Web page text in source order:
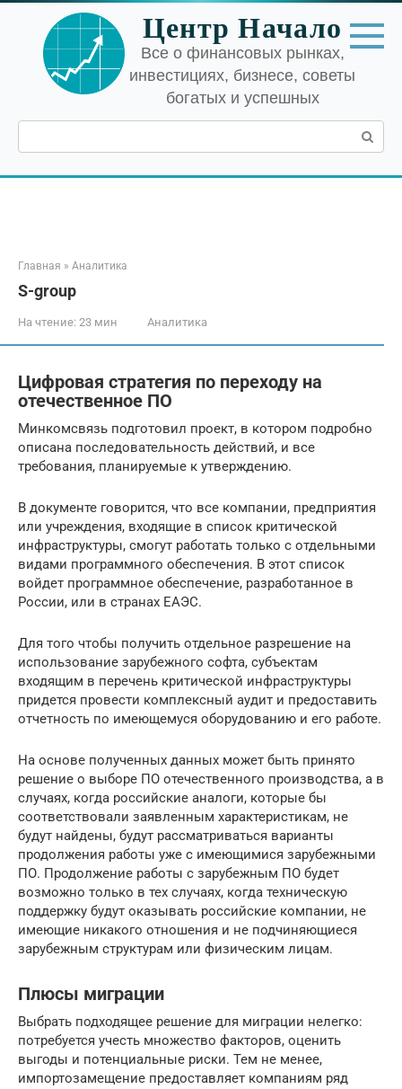
Перейти
контенту
Центр Начало
Все о финансовых рынках,
инвестициях, бизнесе, советы
богатых и успешных
Поиск:
Главная » Аналитика
S-group
На чтение: 23 мин Аналитика
Цифровая стратегия по переходу на
отечественное ПО
Минкомсвязь подготовил проект, в котором подробно
описана последовательность действий, и все
требования, планируемые к утверждению.
В документе говорится, что все компании, предприятия
или учреждения, входящие в список критической
инфраструктуры, смогут работать только с отдельными
видами программного обеспечения. В этот список
войдет программное обеспечение, разработанное в
России, или в странах ЕАЭС.
Для того чтобы получить отдельное разрешение на
использование зарубежного софта, субъектам
входящим в перечень критической инфраструктуры
придется провести комплексный аудит и предоставить
отчетность по имеющемуся оборудованию и его работе.
На основе полученных данных может быть принято
решение о выборе ПО отечественного производства, а в
случаях, когда российские аналоги, которые бы
соответствовали заявленным характеристикам, не
будут найдены, будут рассматриваться варианты
продолжения работы уже с имеющимися зарубежными
ПО. Продолжение работы с зарубежным ПО будет
возможно только в тех случаях, когда техническую
поддержку будут оказывать российские компании, не
имеющие никакого отношения и не подчиняющиеся
зарубежным структурам или физическим лицам.
Плюсы миграции
Выбрать подходящее решение для миграции нелегко:
потребуется учесть множество факторов, оценить
выгоды и потенциальные риски. Тем не менее,
импортозамещение предоставляет компаниям ряд